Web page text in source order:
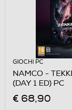
GIOCHI PC
NAMCO -
(DAY 1 ED) PC
€ 68,90